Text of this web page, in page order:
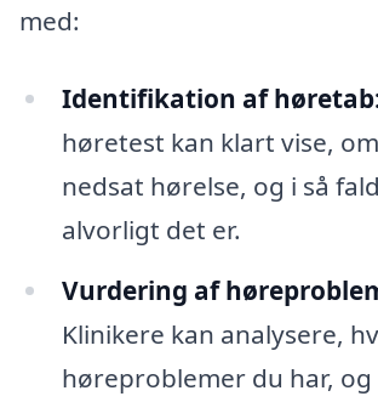
med:
Identifikation af
høretest kan klart vise,
nedsat hørelse, og i så
alvorligt det er.
Vurdering af
Klinikere kan analysere,
høreproblemer du har,